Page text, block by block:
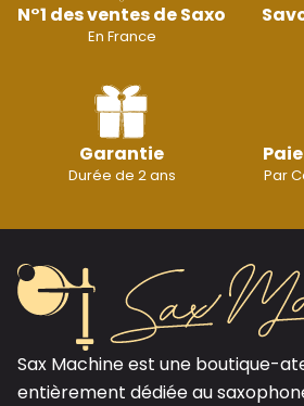
N°1 des ventes de Saxo
En France
Garantie
Durée de 2 ans Par
Sax Machine est une boutique-
entièrement dédiée au